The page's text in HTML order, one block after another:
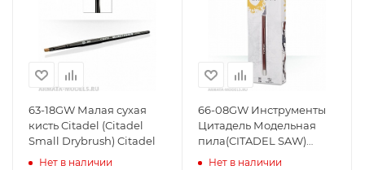
63-18GW Малая сухая
кисть Citadel (Citadel
Small Drybrush) Citadel
Нет в наличии
66-08GW Инструменты
Цитадель Модельная
пила(CITADEL SAW)
Citadel
Нет в наличии